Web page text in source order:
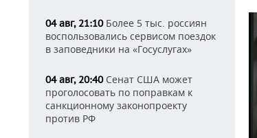
04 авг, 21:10Более 5 тыс. россиян
воспользовались сервисом поездок
в заповедники на «Госуслугах»
04 авг, 20:40Сенат США может
проголосовать по поправкам к
санкционному законопроекту
против РФ